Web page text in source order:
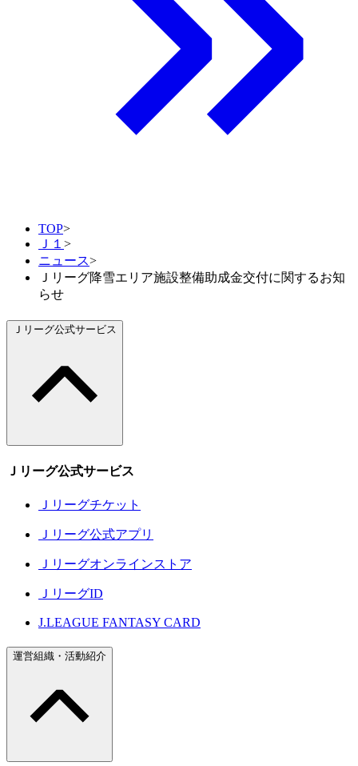
TOP>
Ｊ１ >
ニュース>
Ｊリーグ降雪エリア施設整備助成金交付に関するお知
らせ
Ｊリーグ公式サービス
Ｊリーグ公式サービス
Ｊリーグチケット
Ｊリーグ公式アプリ
Ｊリーグオンラインストア
ＪリーグID
J.LEAGUE FANTASY CARD
運営組織・活動紹介